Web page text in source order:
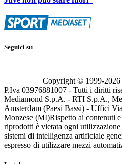
Seguici su
Copyright © 1999-2026
P.Iva 03976881007 - Tutti i diritti
Mediamond S.p.A. - RTI S.p.A.,
Amsterdam (Paesi Bassi) - Uffici
Monzese (MI)Rispetto ai contenuti
riprodotti è vietata ogni
sistemi di intelligenza artificiale
espresso di utilizzare mezzi